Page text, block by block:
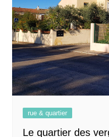
rue & quartier
Le quartier des